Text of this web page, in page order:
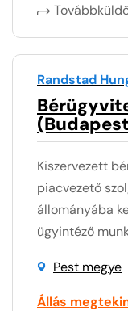
Randstad
Kiszervezett
piacvezető
állományába
ügyintéző
Pest megye
Állás